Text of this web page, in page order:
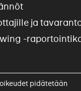
ja
-
pidätetään